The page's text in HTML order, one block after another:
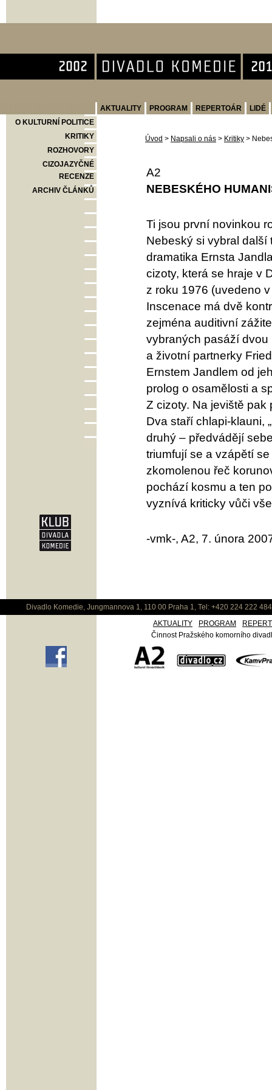
AKTUALITY PROGRAM REPERTOÁR
LIDÉ
O KULTURNÍ POLITICE
KRITIKY
ROZHOVORY
CIZOJAZYČNÉ
RECENZE
ARCHIV ČLÁNKŮ
Úvod > Napsali o nás > Kritiky >
A2
NEBESKÉHO
Ti jsou první novinkou
Nebeský si vybral
dramatika Ernsta
cizoty, která se hraje v
z roku 1976 (uvedeno
Inscenace má dvě
zejména auditivní
vybraných pasáží dvou
a životní partnerky
Ernstem Jandlem od
prolog o osamělosti a
Z cizoty. Na jeviště pak
Dva staří chlapi-klauni,
druhý – předvádějí
triumfují se a vzápětí
zkomolenou řeč
pochází kosmu a ten
vyznívá kriticky vůči
-vmk-, A2, 7. února
Divadlo Komedie, Jungmannova 1, 110 00 Praha 1, Tel: +420 224 222
AKTUALITY
PROGRAM
Činnost Pražského komorního